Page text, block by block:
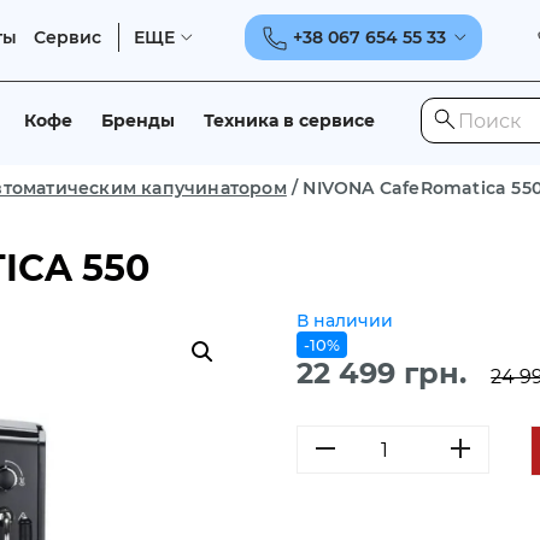
Сервис ЕЩЕ +38 067 654 55 33
Кофе Бренды Техника в сервисе
капучинатором / NIVONA CafeRomatica
550
В наличии
-10%
24
22 499 грн.